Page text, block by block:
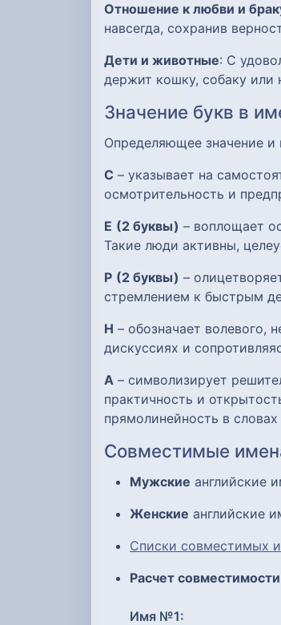
Отношение к любви и
навсегда, сохранив
Дети и животные: С
держит кошку, собаку или
Значение букв в
Определяющее значение и
С – указывает на
осмотрительность и
Е (2 буквы) – воплощает
Такие люди активны,
Р (2 буквы) –
стремлением к быстрым
Н – обозначает волевого,
дискуссиях и
А – символизирует
практичность и
прямолинейность в словах
Совместимые
Мужские английские
Женские английские
Списки совместимых
Расчет совместимости
Имя №1: